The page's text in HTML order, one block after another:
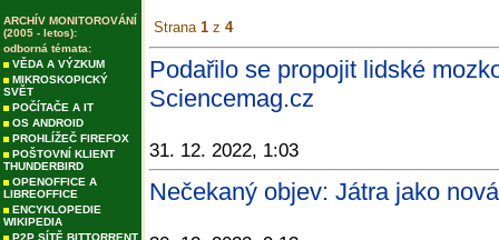
ARCHÍV MONITOROVÁNÍ
(2005 - letos):
odborná témata:
VĚDA A VÝZKUM
MIKROSKOPICKÝ
SVĚT
POČÍTAČE A IT
OS ANDROID
PROHLÍŽEČ FIREFOX
POŠTOVNÍ KLIENT
THUNDERBIRD
OPENOFFICE A
LIBREOFFICE
ENCYKLOPEDIE
WIKIPEDIA
P2P SÍTĚ BITTORRENT
Strana 1 z 4
Podařilo se propojit lidské
Sciencemag.cz
31. 12. 2022, 1:03
Nečekaný objev: Játra jako